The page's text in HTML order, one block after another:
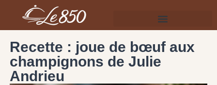
Recette : joue de bœuf aux
champignons de Julie
Andrieu